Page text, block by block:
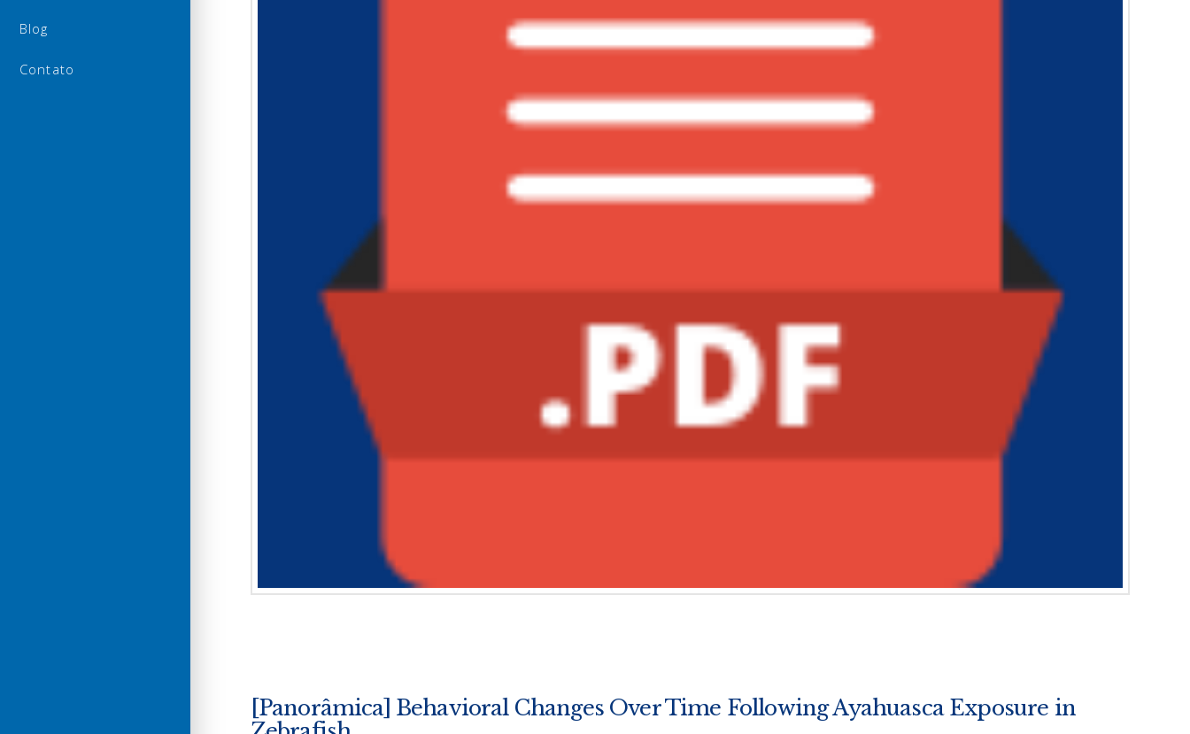
Blog
Contato
[Panorâmica] Behavioral Changes Over Time Following Ayahuasca Exposure in